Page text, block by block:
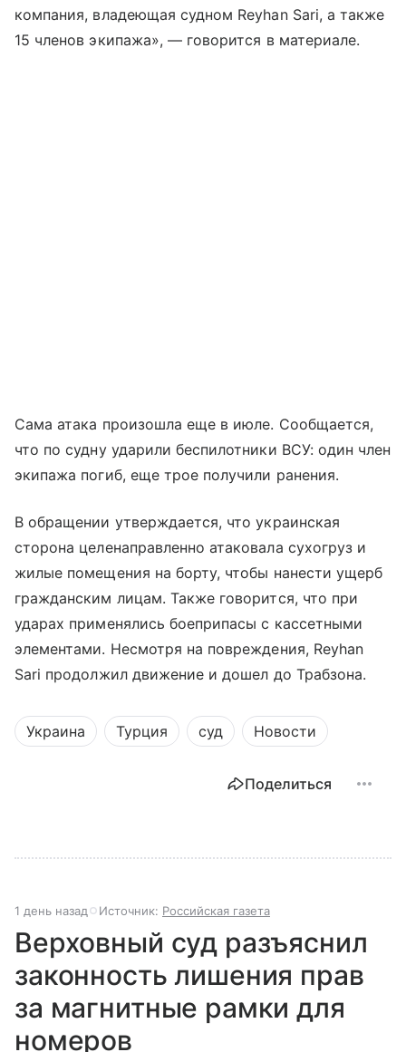
компания, владеющая судном Reyhan Sari, а также
15 членов экипажа», — говорится в материале.
Сама атака произошла еще в июле. Сообщается,
что по судну ударили беспилотники ВСУ: один член
экипажа погиб, еще трое получили ранения.
В обращении утверждается, что украинская
сторона целенаправленно атаковала сухогруз и
жилые помещения на борту, чтобы нанести ущерб
гражданским лицам. Также говорится, что при
ударах применялись боеприпасы с кассетными
элементами. Несмотря на повреждения, Reyhan
Sari продолжил движение и дошел до Трабзона.
Украина Турция суд Новости
Поделиться
1 день назад Источник: Российская газета
Верховный суд разъяснил
законность лишения прав
за магнитные рамки для
номеров